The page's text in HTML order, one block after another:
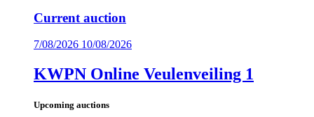
Current auction
7/08/2026 10/08/2026
KWPN Online Veulenveiling 1
Upcoming auctions